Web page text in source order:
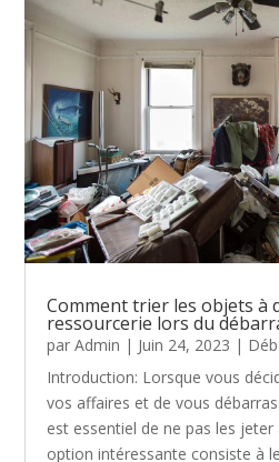
Comment trier les objets à
ressourcerie lors du
parAdmin | Juin 24, 2023 |
Introduction: Lorsque vous
vos affaires et de vous
est essentiel de ne pas les jeter
option intéressante consiste à